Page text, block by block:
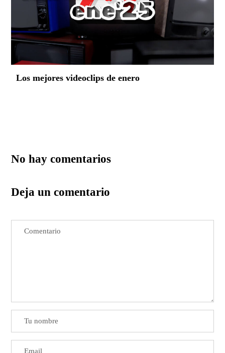
Los mejores videoclips de enero
No hay comentarios
Deja un comentario